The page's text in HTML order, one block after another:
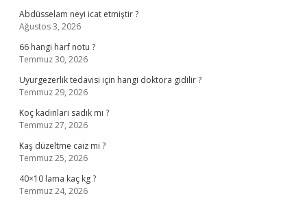
Abdüsselam neyi icat etmiştir ?
Ağustos 3, 2026
66 hangi harf notu ?
Temmuz 30, 2026
Uyurgezerlik tedavisi için hangi doktora gidilir ?
Temmuz 29, 2026
Koç kadınları sadık mı ?
Temmuz 27, 2026
Kaş düzeltme caiz mi ?
Temmuz 25, 2026
40×10 lama kaç kg ?
Temmuz 24, 2026